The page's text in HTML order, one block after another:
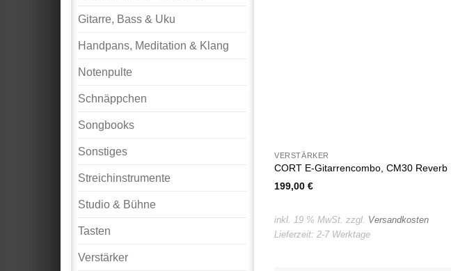
Gitarre, Bass & Uku
Handpans, Meditation & Klang
Notenpulte
Schnäppchen
Songbooks
Sonstiges
Streichinstrumente
Studio & Bühne
Tasten
Verstärker
VERSTÄRKER
CORT E-Gitarrencombo, CM30 Reverb
199,00€
inkl. 19 % MwSt. zzgl. Versandkosten
Lieferzeit:2-7 Werktage